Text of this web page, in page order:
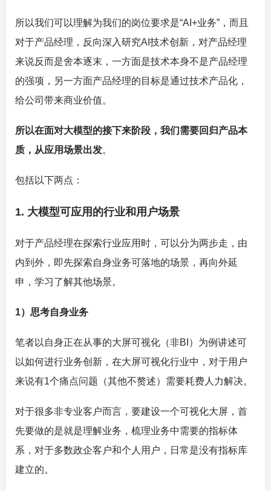
所以我们可以理解为我们的岗位要求是“AI+业务”，而且
对于产品经理，反向深入研究AI技术创新，对产品经理
来说反而是舍本逐末，一方面是技术本身不是产品经理
的强项，另一方面产品经理的目标是通过技术产品化，
给公司带来商业价值。
所以在面对大模型的接下来阶段，我们需要回归产品本
质，从应用场景出发。
包括以下两点：
1. 大模型可应用的行业和用户场景
对于产品经理在探索行业应用时，可以分为两步走，由
内到外，即先探索自身业务可落地的场景，再向外延
申，学习了解其他场景。
1）思考自身业务
笔者以自身正在从事的大屏可视化（非BI）为例讲述可
以如何进行业务创新，在大屏可视化行业中，对于用户
来说有1个痛点问题（其他不赘述）需要耗费人力解决。
对于很多非专业客户而言，要建设一个可视化大屏，首
先要做的是就是理解业务，梳理业务中需要的指标体
系，对于多数政企客户和个人用户，日常是没有指标库
建立的。